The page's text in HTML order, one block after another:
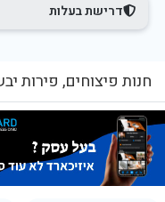
דרישת בעלות
חנות פיצוחים, פירות